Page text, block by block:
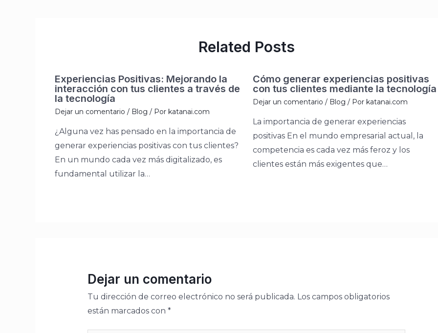
Related Posts
Experiencias Positivas: Mejorando la
interacción con tus clientes a través de
la tecnología
Dejar un comentario / Blog / Por katanai.com
¿Alguna vez has pensado en la importancia de
generar experiencias positivas con tus clientes?
En un mundo cada vez más digitalizado, es
fundamental utilizar la…
Cómo generar experiencias positivas
con tus clientes mediante la tecnología
Dejar un comentario / Blog / Por katanai.com
La importancia de generar experiencias
positivas En el mundo empresarial actual, la
competencia es cada vez más feroz y los
clientes están más exigentes que…
Dejar un comentario
Tu dirección de correo electrónico no será publicada. Los campos obligatorios
están marcados con *